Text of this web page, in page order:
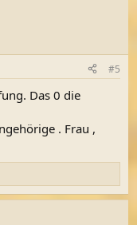
#5
Das 0 die
. Frau ,